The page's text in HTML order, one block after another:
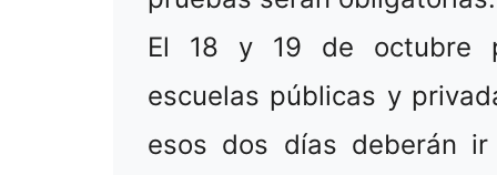
El 18 y 19 de octubre
escuelas públicas y
esos dos días deberán